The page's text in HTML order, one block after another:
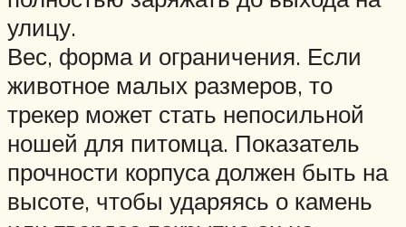
улицу.
Вес, форма и ограничения. Если
животное малых размеров, то
трекер может стать непосильной
ношей для питомца. Показатель
прочности корпуса должен быть на
высоте, чтобы ударяясь о камень